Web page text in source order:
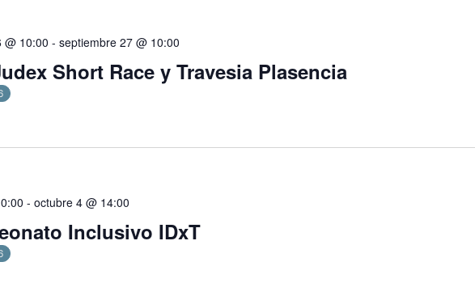
Short Race y Travesia Plasencia
@ 10:00 - septiembre 27 @ 10:00
Inclusivo IDxT
- octubre 4 @ 14:00